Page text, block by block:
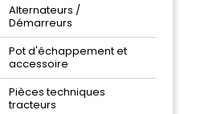
Alternateurs /
Démarreurs
Pot d'échappement et
accessoire
Pièces techniques
tracteurs